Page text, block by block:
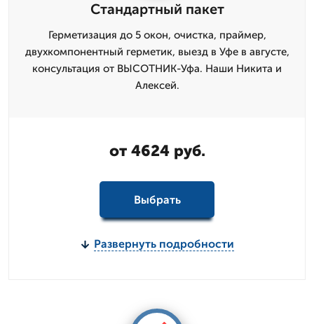
Стандартный пакет
Герметизация до 5 окон, очистка, праймер,
двухкомпонентный герметик, выезд в Уфе в августе,
консультация от ВЫСОТНИК-Уфа. Наши Никита и
Алексей.
от 4624 руб.
Выбрать
Развернуть подробности